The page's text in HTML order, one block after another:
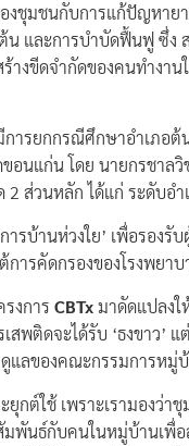
งชุมชนกับการแก้ปัญหาย
น และการบำบัดฟื้นฟู ซึ่
างขีดจำกัดของคนทำงา
ารยกกรณีศึกษาอำเภอต้
อนแก่น โดย นายกรชา
2 ส่วนหลัก ได้แก่ ระดับอ
การบ้านห่วงใย’ เพื่อรอ
การคัดกรองของโรงพย
งการ CBTxมาดัดแปลงใ
สพติดจะได้รับ ‘ธงขาว
ดูแลของคณะกรรมการหมู่
ยุกต์ใช้ เพราะเรามองว่า
พันธ์กับคนในหมู่บ้านเพื่อ